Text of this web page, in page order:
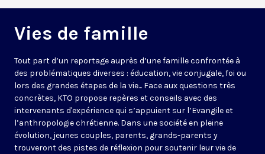
Vies de famille
Tout part d’un reportage auprès d’une famille confrontée à
des problématiques diverses : éducation, vie conjugale, foi ou
lors des grandes étapes de la vie... Face aux questions très
concrètes, KTO propose repères et conseils avec des
intervenants d'expérience qui s’appuient sur l’Evangile et
l’anthropologie chrétienne. Dans une société en pleine
évolution, jeunes couples, parents, grands-parents y
trouveront des pistes de réflexion pour soutenir leur vie de